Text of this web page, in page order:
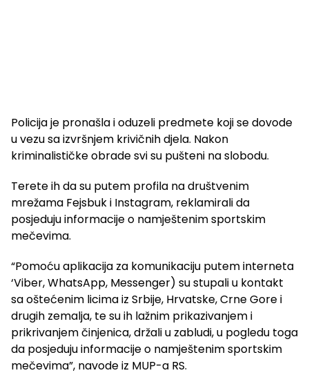
Policija je pronašla i oduzeli predmete koji se dovode
u vezu sa izvršnjem krivičnih djela. Nakon
kriminalističke obrade svi su pušteni na slobodu.
Terete ih da su putem profila na društvenim
mrežama Fejsbuk i Instagram, reklamirali da
posjeduju informacije o namještenim sportskim
mečevima.
“Pomoću aplikacija za komunikaciju putem interneta
‘Viber, WhatsApp, Messenger) su stupali u kontakt
sa oštećenim licima iz Srbije, Hrvatske, Crne Gore i
drugih zemalja, te su ih lažnim prikazivanjem i
prikrivanjem činjenica, držali u zabludi, u pogledu toga
da posjeduju informacije o namještenim sportskim
mečevima”, navode iz MUP-a RS.